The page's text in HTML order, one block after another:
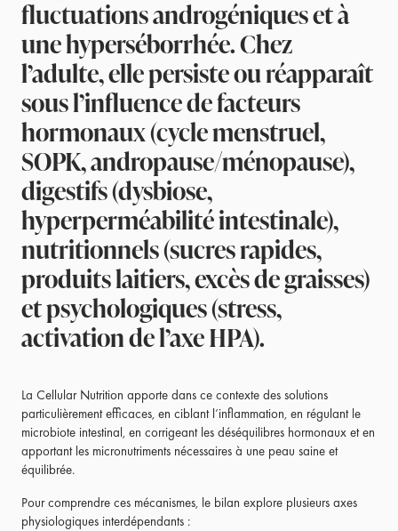
fluctuations androgéniques et à
une hyperséborrhée. Chez
l’adulte, elle persiste ou réapparaît
sous l’influence de facteurs
hormonaux (cycle menstruel,
SOPK, andropause/ménopause),
digestifs (dysbiose,
hyperperméabilité intestinale),
nutritionnels (sucres rapides,
produits laitiers, excès de graisses)
et psychologiques (stress,
activation de l’axe HPA).
La Cellular Nutrition apporte dans ce contexte des solutions
particulièrement efficaces, en ciblant l’inflammation, en régulant le
microbiote intestinal, en corrigeant les déséquilibres hormonaux et en
apportant les micronutriments nécessaires à une peau saine et
équilibrée.
Pour comprendre ces mécanismes, le bilan explore plusieurs axes
physiologiques interdépendants :